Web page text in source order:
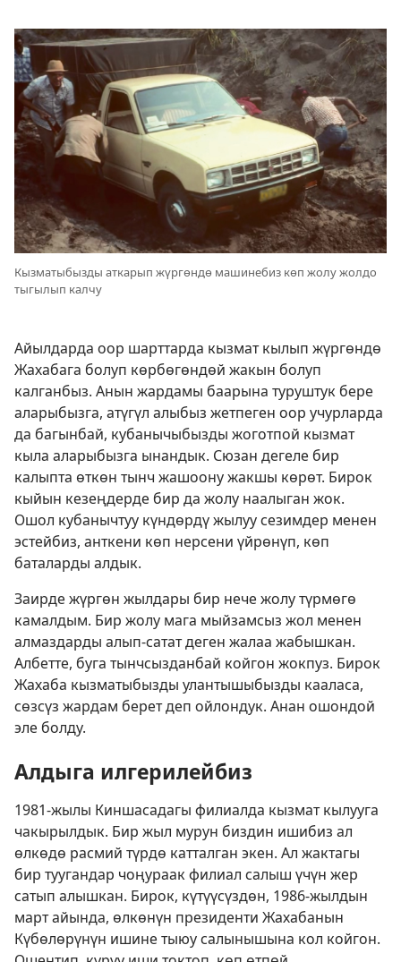
Кызматыбызды аткарып жүргөндө машинебиз көп жолу жолдо
тыгылып калчу
Айылдарда оор шарттарда кызмат кылып жүргөндө
Жахабага болуп көрбөгөндөй жакын болуп
калганбыз. Анын жардамы баарына туруштук бере
аларыбызга, атүгүл алыбыз жетпеген оор учурларда
да багынбай, кубанычыбызды жоготпой кызмат
кыла аларыбызга ынандык. Сюзан дегеле бир
калыпта өткөн тынч жашоону жакшы көрөт. Бирок
кыйын кезеңдерде бир да жолу наалыган жок.
Ошол кубанычтуу күндөрдү жылуу сезимдер менен
эстейбиз, анткени көп нерсени үйрөнүп, көп
баталарды алдык.
Заирде жүргөн жылдары бир нече жолу түрмөгө
камалдым. Бир жолу мага мыйзамсыз жол менен
алмаздарды алып-сатат деген жалаа жабышкан.
Албетте, буга тынчсызданбай койгон жокпуз. Бирок
Жахаба кызматыбызды улантышыбызды кааласа,
сөзсүз жардам берет деп ойлондук. Анан ошондой
эле болду.
Алдыга илгерилейбиз
1981-жылы Киншасадагы филиалда кызмат кылууга
чакырылдык. Бир жыл мурун биздин ишибиз ал
өлкөдө расмий түрдө катталган экен. Ал жактагы
бир туугандар чоңураак филиал салыш үчүн жер
сатып алышкан. Бирок, күтүүсүздөн, 1986-жылдын
март айында, өлкөнүн президенти Жахабанын
Күбөлөрүнүн ишине тыюу салынышына кол койгон.